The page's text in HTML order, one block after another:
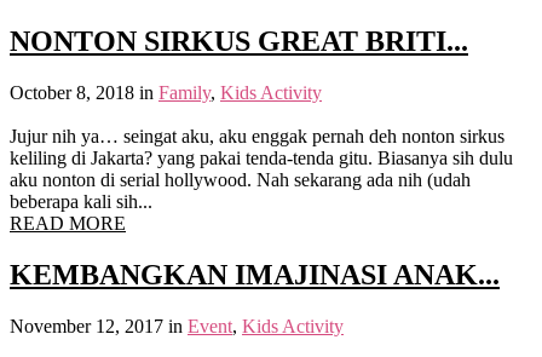
NONTON SIRKUS GREAT BRITI...
October 8, 2018 in Family, Kids Activity
Jujur nih ya… seingat aku, aku enggak pernah deh nonton sirkus
keliling di Jakarta? yang pakai tenda-tenda gitu. Biasanya sih dulu
aku nonton di serial hollywood. Nah sekarang ada nih (udah
beberapa kali sih...
READ MORE
KEMBANGKAN IMAJINASI ANAK...
November 12, 2017 in Event, Kids Activity